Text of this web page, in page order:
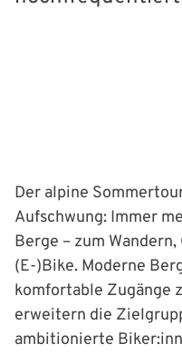
Der alpine
Aufschwung: Immer
Berge – zum
(E-)Bike. Moderne
komfortable Zugänge
erweitern die
ambitionierte